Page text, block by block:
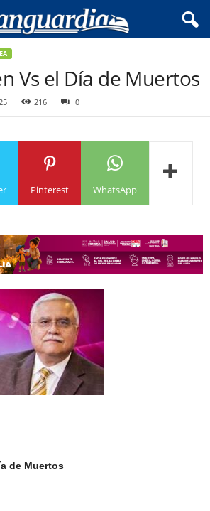
Vs el Día de Muertos
216 0
Pinterest WhatsApp
de Muertos